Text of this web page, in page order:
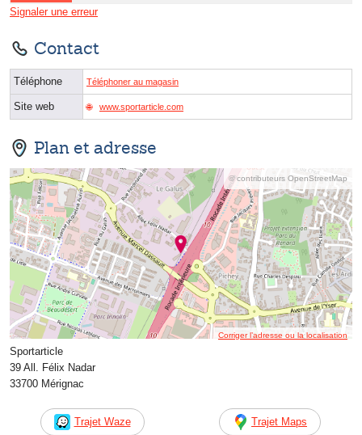
Signaler une erreur
Contact
Téléphone Téléphoner au magasin
Site web www.sportarticle.com
Plan et adresse
© contributeurs OpenStreetMap
Corriger l’adresse ou la localisation
Sportarticle
39 All. Félix Nadar
33700 Mérignac
Trajet Waze Trajet Maps